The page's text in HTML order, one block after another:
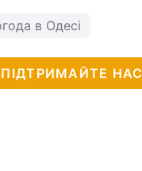
в Одесі
ПІДТРИМАЙТЕ НАС